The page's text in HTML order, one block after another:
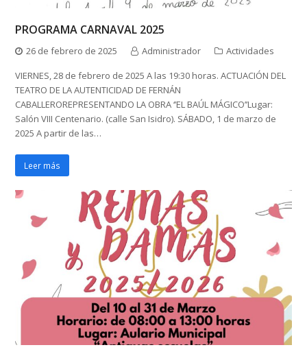
PROGRAMA CARNAVAL 2025
26 de febrero de 2025 Administrador
Actividades
VIERNES, 28 de febrero de 2025 A las 19:30 horas. ACTUACIÓN DEL
TEATRO DE LA AUTENTICIDAD DE FERNÁN
CABALLEROREPRESENTANDO LA OBRA ‘’EL BAÚL MÁGICO’’Lugar:
Salón VIII Centenario. (calle San Isidro). SÁBADO, 1 de marzo de
2025 A partir de las…
Leer más